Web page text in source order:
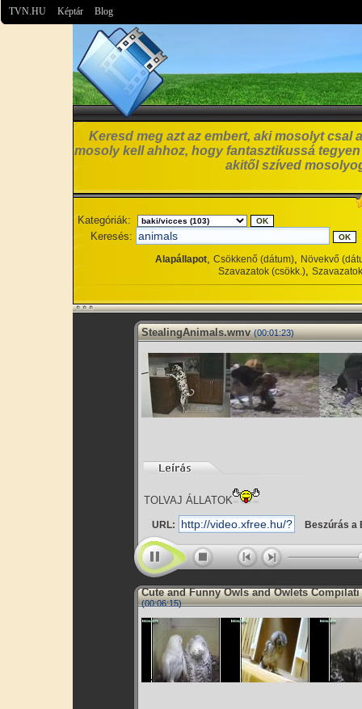
TVN.HU Képtár Blog
Keresd meg azt az embert, aki mosolyt csal
mosoly kell ahhoz, hogy fantasztikussá
akitől szíved
Kategóriák:
Keresés:
Alapállapot, Csökkenő (dátum), Növekvő
Szavazatok (csökk.),
StealingAnimals.wmv (00:01:23)
TOLVAJ ÁLLATOK
URL: Beszúrás a
Cute and Funny Owls and Owlets Compilati
(00:06:15)